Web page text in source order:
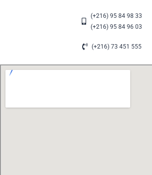
(+216) 95 84 98 33
(+216) 95 84 96 03
(+216) 73 451 555